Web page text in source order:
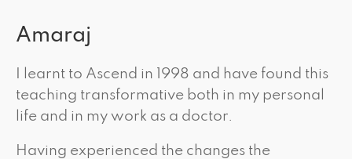
Amaraj
I learnt to Ascend in 1998 and have found this
teaching transformative both in my personal
life and in my work as a doctor.
Having experienced the changes the